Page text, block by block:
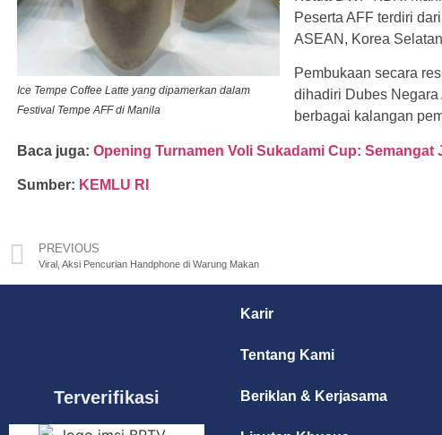
Ice Tempe Coffee Latte yang dipamerkan dalam
Festival Tempe AFF di Manila
Peserta AFF terdiri
ASEAN, Korea
Pembukaan secara
dihadiri Dubes
berbagai kalangan
Baca juga: Opening Turnamen Voli Sukadami Cup:
Sumber: KEMLU RI
PREVIOUS
Viral, Aksi Pencurian Handphone di Warung Makan
Terverifikasi
Karir
Tentang Kami
Beriklan & Kerjasama